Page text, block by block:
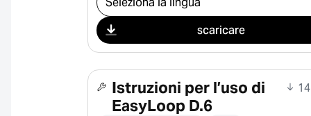
scaricare
Istruzioni per l’uso di
EasyLoop D.6